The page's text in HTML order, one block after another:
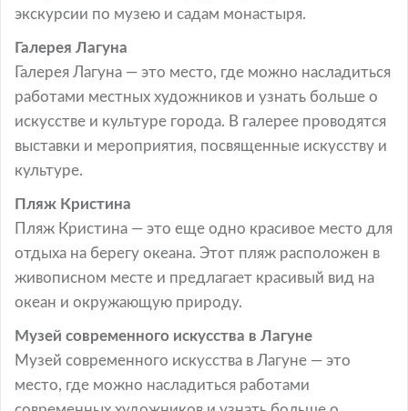
экскурсии по музею и садам монастыря.
Галерея Лагуна
Галерея Лагуна — это место, где можно насладиться
работами местных художников и узнать больше о
искусстве и культуре города. В галерее проводятся
выставки и мероприятия, посвященные искусству и
культуре.
Пляж Кристина
Пляж Кристина — это еще одно красивое место для
отдыха на берегу океана. Этот пляж расположен в
живописном месте и предлагает красивый вид на
океан и окружающую природу.
Музей современного искусства в Лагуне
Музей современного искусства в Лагуне — это
место, где можно насладиться работами